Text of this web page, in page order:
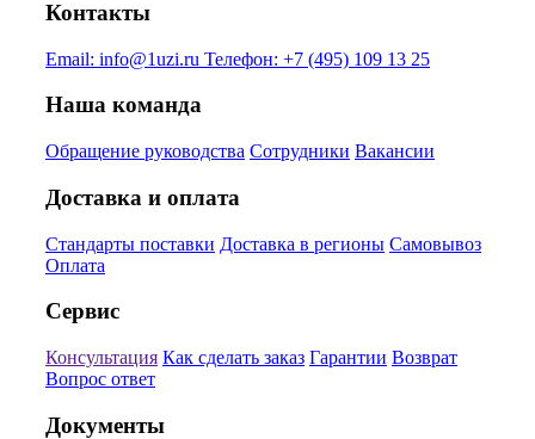
Контакты
Email: info@1uzi.ru Телефон: +7 (495) 109 13 25
Наша команда
Обращение руководства Сотрудники Вакансии
Доставка и оплата
Стандарты поставки Доставка в регионы Самовывоз
Оплата
Сервис
Консультация Как сделать заказ Гарантии Возврат
Вопрос ответ
Документы